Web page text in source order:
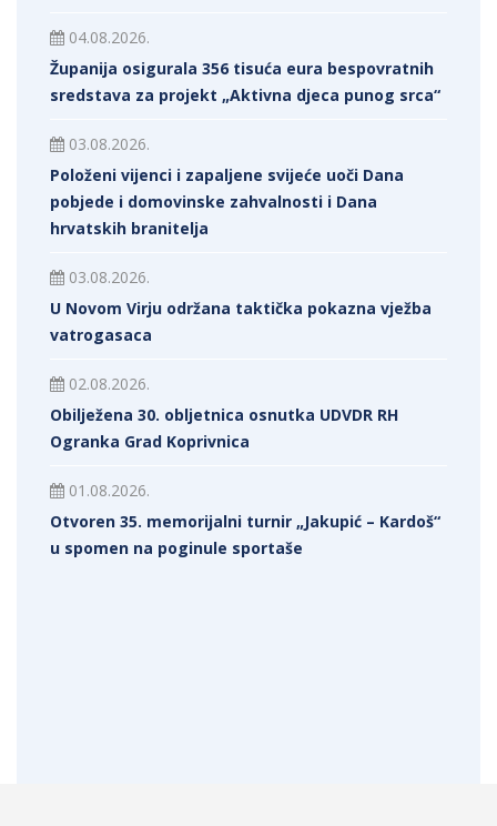
04.08.2026.
Županija osigurala 356 tisuća eura bespovratnih
sredstava za projekt „Aktivna djeca punog srca“
03.08.2026.
Položeni vijenci i zapaljene svijeće uoči Dana
pobjede i domovinske zahvalnosti i Dana
hrvatskih branitelja
03.08.2026.
U Novom Virju održana taktička pokazna vježba
vatrogasaca
02.08.2026.
Obilježena 30. obljetnica osnutka UDVDR RH
Ogranka Grad Koprivnica
01.08.2026.
Otvoren 35. memorijalni turnir „Jakupić – Kardoš“
u spomen na poginule sportaše